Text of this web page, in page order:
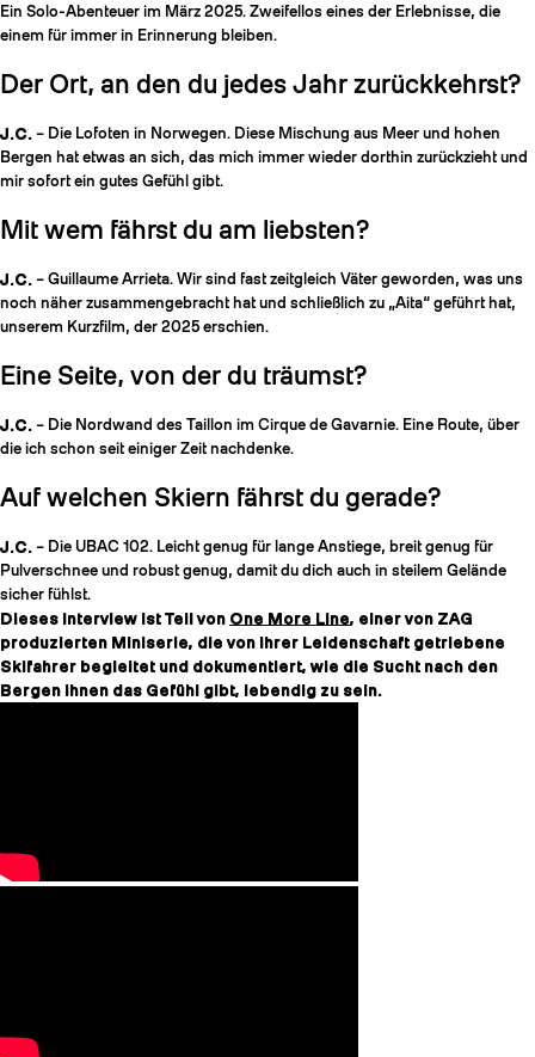
Ein Solo-Abenteuer im März 2025. Zweifellos eines der Erlebnisse, die
einem für immer in Erinnerung bleiben.
Der Ort, an den du jedes Jahr zurückkehrst?
J.C. – Die Lofoten in Norwegen. Diese Mischung aus Meer und hohen
Bergen hat etwas an sich, das mich immer wieder dorthin zurückzieht und
mir sofort ein gutes Gefühl gibt.
Mit wem fährst du am liebsten?
J.C. – Guillaume Arrieta. Wir sind fast zeitgleich Väter geworden, was uns
noch näher zusammengebracht hat und schließlich zu „Aita“ geführt hat,
unserem Kurzfilm, der 2025 erschien.
Eine Seite, von der du träumst?
J.C. – Die Nordwand des Taillon im Cirque de Gavarnie. Eine Route, über
die ich schon seit einiger Zeit nachdenke.
Auf welchen Skiern fährst du gerade?
J.C. – Die UBAC 102. Leicht genug für lange Anstiege, breit genug für
Pulverschnee und robust genug, damit du dich auch in steilem Gelände
sicher fühlst.
Dieses Interview ist Teil von One More Line, einer von ZAG
produzierten Miniserie, die von ihrer Leidenschaft getriebene
Skifahrer begleitet und dokumentiert, wie die Sucht nach den
Bergen ihnen das Gefühl gibt, lebendig zu sein.